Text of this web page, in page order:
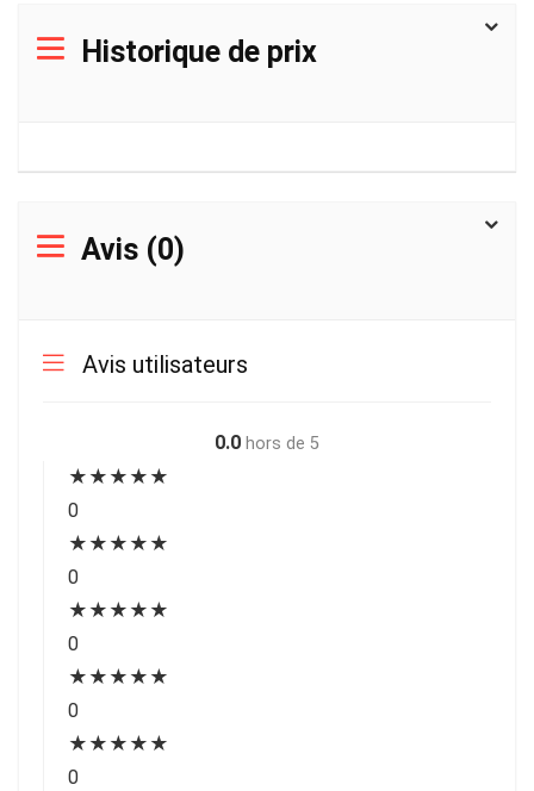
Historique de prix
Avis (0)
Avis utilisateurs
0.0 hors de 5
★ ★ ★ ★ ★
0
★ ★ ★ ★ ★
0
★ ★ ★ ★ ★
0
★ ★ ★ ★ ★
0
★ ★ ★ ★ ★
0